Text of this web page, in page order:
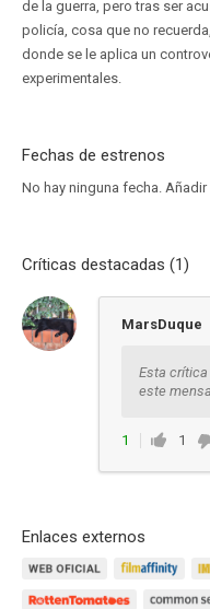
de la guerra, pero tras ser
policía, cosa que no
donde se le aplica un
experimentales.
Fechas de estrenos
No hay ninguna fecha. Añadir
Críticas destacadas (1)
MarsDuque
Esta
este
1 1
Enlaces externos